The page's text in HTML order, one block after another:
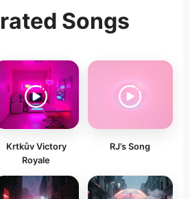
Songs
Krtkův Victory
Royale
RJ’s Song